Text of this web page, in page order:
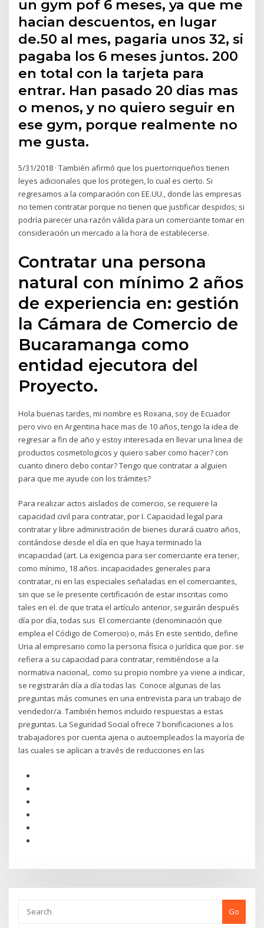
un gym pof 6 meses, ya que me
hacian descuentos, en lugar
de.50 al mes, pagaria unos 32, si
pagaba los 6 meses juntos. 200
en total con la tarjeta para
entrar. Han pasado 20 dias mas
o menos, y no quiero seguir en
ese gym, porque realmente no
me gusta.
5/31/2018 · También afirmó que los puertorriqueños tienen
leyes adicionales que los protegen, lo cual es cierto. Si
regresamos a la comparación con EE.UU., donde las empresas
no temen contratar porque no tienen que justificar despidos; si
podría parecer una razón válida para un comerciante tomar en
consideración un mercado a la hora de establecerse.
Contratar una persona
natural con mínimo 2 años
de experiencia en: gestión
la Cámara de Comercio de
Bucaramanga como
entidad ejecutora del
Proyecto.
Hola buenas tardes, mi nombre es Roxana, soy de Ecuador
pero vivo en Argentina hace mas de 10 años, tengo la idea de
regresar a fin de año y estoy interesada en llevar una linea de
productos cosmetologicos y quiero saber como hacer? con
cuanto dinero debo contar? Tengo que contratar a alguien
para que me ayude con los trámites?
Para realizar actos aislados de comercio, se requiere la
capacidad civil para contratar, por I. Capacidad legal para
contratar y libre administración de bienes durará cuatro años,
contándose desde el día en que haya terminado la
incapacidad (art. La exigencia para ser comerciante era tener,
como mínimo, 18 años. incapacidades generales para
contratar, ni en las especiales señaladas en el comerciantes,
sin que se le presente certificación de estar inscritas como
tales en el. de que trata el artículo anterior, seguirán después
día por día, todas sus El comerciante (denominación que
emplea el Código de Comercio) o, más En este sentido, define
Uria al empresario como la persona física o jurídica que por. se
refiera a su capacidad para contratar, remitiéndose a la
normativa nacional,. como su propio nombre ya viene a indicar,
se registrarán día a día todas las Conoce algunas de las
preguntas más comunes en una entrevista para un trabajo de
vendedor/a. También hemos incluido respuestas a estas
preguntas. La Seguridad Social ofrece 7 bonificaciones a los
trabajadores por cuenta ajena o autoempleados la mayoría de
las cuales se aplican a través de reducciones en las
Go